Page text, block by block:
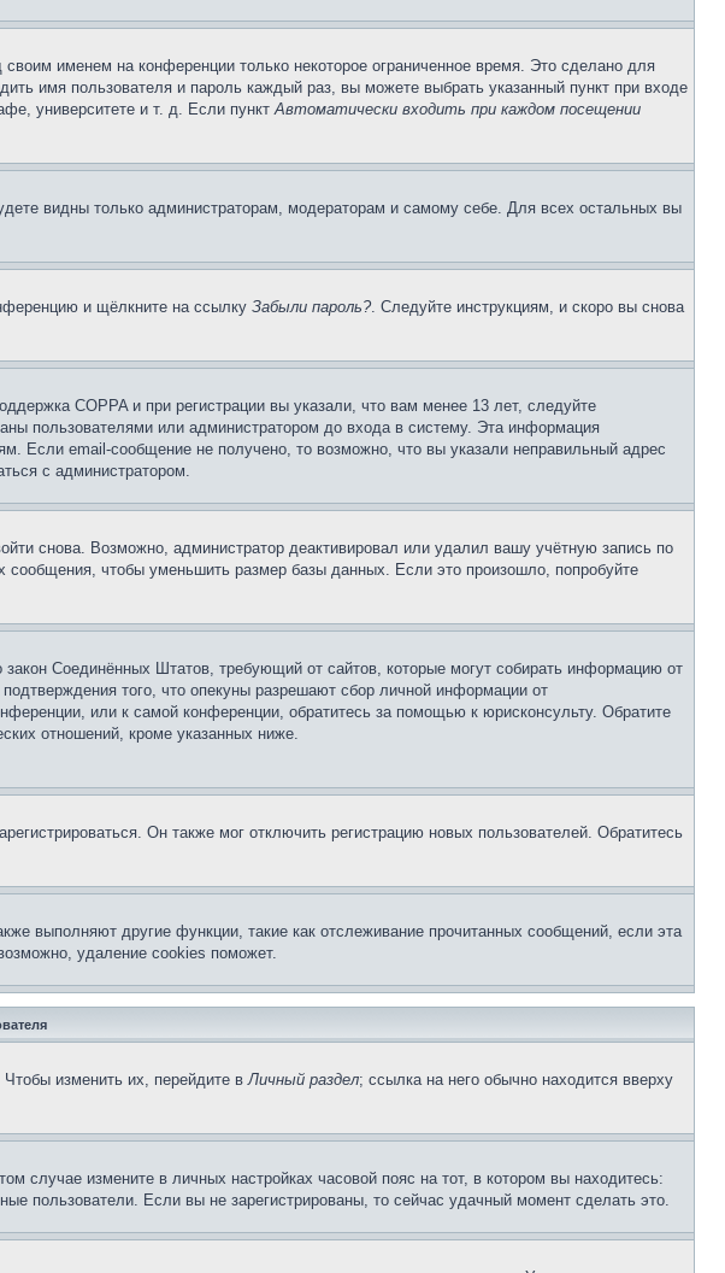
именем на конференции только некоторое ограниченное время. Это сделано для
имя пользователя и пароль каждый раз, вы можете выбрать указанный пункт при входе
университете и т. д. Если пунктАвтоматически входить при каждом посещении
видны только администраторам, модераторам и самому себе. Для всех остальных вы
и щёлкните на ссылку Забыли пароль?. Следуйте инструкциям, и скоро вы снова
COPPA и при регистрации вы указали, что вам менее 13 лет, следуйте
пользователями или администратором до входа в систему. Эта информация
Если email-сообщение не получено, то возможно, что вы указали неправильный адрес
с администратором.
снова. Возможно, администратор деактивировал или удалил вашу учётную запись по
чтобы уменьшить размер базы данных. Если это произошло, попробуйте
Соединённых Штатов, требующий от сайтов, которые могут собирать информацию от
того, что опекуны разрешают сбор личной информации от
или к самой конференции, обратитесь за помощью к юрисконсульту. Обратите
отношений, кроме указанных ниже.
Он также мог отключить регистрацию новых пользователей. Обратитесь
выполняют другие функции, такие как отслеживание прочитанных сообщений, если эта
удаление cookies поможет.
Чтобы изменить их, перейдите вЛичный раздел; ссылка на него обычно находится вверху
случае измените в личных настройках часовой пояс на тот, в котором вы находитесь:
пользователи. Если вы не зарегистрированы, то сейчас удачный момент сделать это.